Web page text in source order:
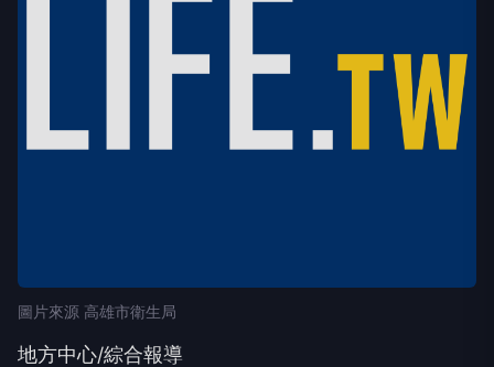
圖片來源 高雄市衛生局
地方中心/綜合報導